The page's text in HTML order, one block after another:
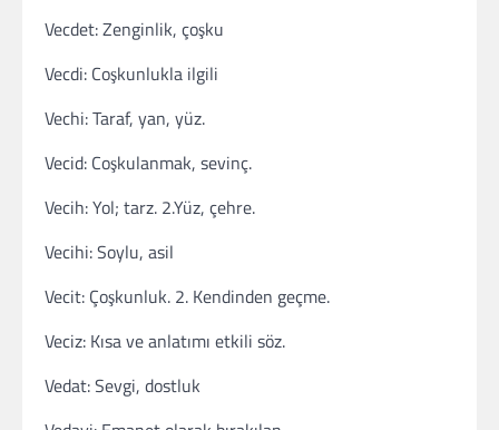
Vecdet: Zenginlik, çoşku
Vecdi: Coşkunlukla ilgili
Vechi: Taraf, yan, yüz.
Vecid: Coşkulanmak, sevinç.
Vecih: Yol; tarz. 2.Yüz, çehre.
Vecihi: Soylu, asil
Vecit: Çoşkunluk. 2. Kendinden geçme.
Veciz: Kısa ve anlatımı etkili söz.
Vedat: Sevgi, dostluk